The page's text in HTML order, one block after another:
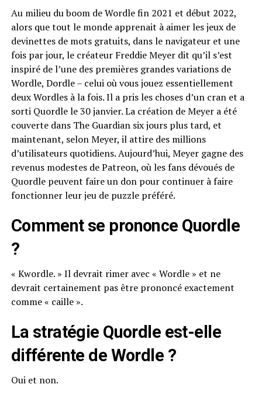
Au milieu du boom de Wordle fin 2021 et début 2022,
alors que tout le monde apprenait à aimer les jeux de
devinettes de mots gratuits, dans le navigateur et une
fois par jour, le créateur Freddie Meyer dit qu’il s’est
inspiré de l’une des premières grandes variations de
Wordle, Dordle – celui où vous jouez essentiellement
deux Wordles à la fois. Il a pris les choses d’un cran et a
sorti Quordle le 30 janvier. La création de Meyer a été
couverte dans The Guardian six jours plus tard, et
maintenant, selon Meyer, il attire des millions
d’utilisateurs quotidiens. Aujourd’hui, Meyer gagne des
revenus modestes de Patreon, où les fans dévoués de
Quordle peuvent faire un don pour continuer à faire
fonctionner leur jeu de puzzle préféré.
Comment se prononce Quordle
?
« Kwordle. » Il devrait rimer avec « Wordle » et ne
devrait certainement pas être prononcé exactement
comme « caille ».
La stratégie Quordle est-elle
différente de Wordle ?
Oui et non.